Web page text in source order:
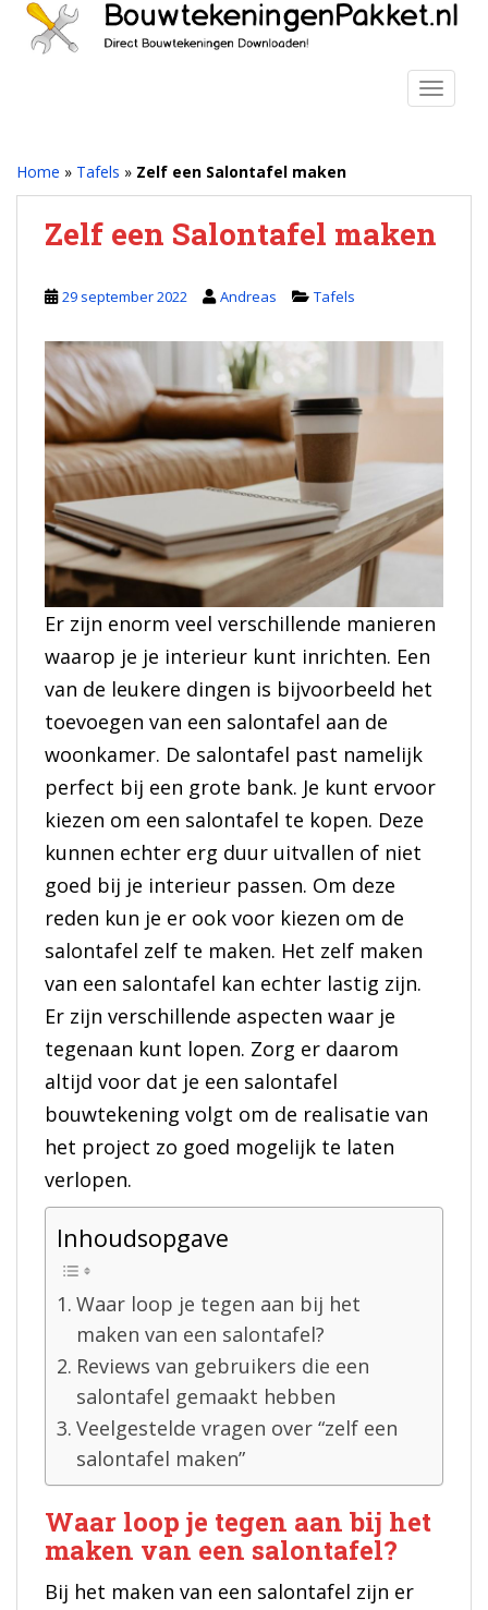
Home » Tafels » Zelf een Salontafel maken
Zelf een Salontafel maken
29 september 2022 Andreas Tafels
Er zijn enorm veel verschillende manieren
waarop je je interieur kunt inrichten. Een
van de leukere dingen is bijvoorbeeld het
toevoegen van een salontafel aan de
woonkamer. De salontafel past namelijk
perfect bij een grote bank. Je kunt ervoor
kiezen om een salontafel te kopen. Deze
kunnen echter erg duur uitvallen of niet
goed bij je interieur passen. Om deze
reden kun je er ook voor kiezen om de
salontafel zelf te maken. Het zelf maken
van een salontafel kan echter lastig zijn.
Er zijn verschillende aspecten waar je
tegenaan kunt lopen. Zorg er daarom
altijd voor dat je een salontafel
bouwtekening volgt om de realisatie van
het project zo goed mogelijk te laten
verlopen.
Inhoudsopgave
Waar loop je tegen aan bij het
maken van een salontafel?
Reviews van gebruikers die een
salontafel gemaakt hebben
Veelgestelde vragen over “zelf een
salontafel maken”
Waar loop je tegen aan bij het
maken van een salontafel?
Bij het maken van een salontafel zijn er